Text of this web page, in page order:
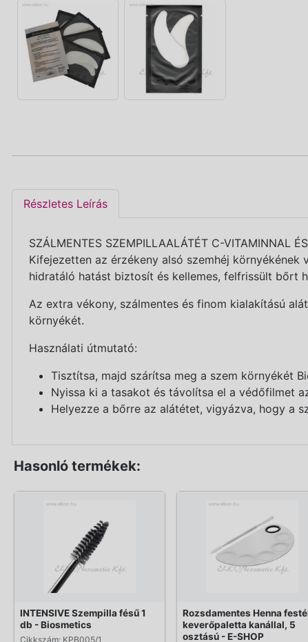
Részletes Leírás
SZÁLMENTES SZEMPILLAALÁTÉT C-VITAMINNAL
Kifejezetten az érzékeny alsó szemhéj
hidratáló hatást biztosít és kellemes, felfrissült bőrt
Az extra vékony, szálmentes és finom kialakítású
környékét.
Használati útmutató:
Tisztítsa, majd szárítsa meg a szem környékét
Nyissa ki a tasakot és távolítsa el a védőfilmet
Helyezze a bőrre az alátétet, vigyázva, hogy a
Hasonló termékek:
INTENSIVE Szempilla fésű 1
db - Biosmetics
Cikkszám: KPB005/1
Rozsdamentes Henna
keverőpaletta kanállal, 5
osztású - E-SHOP